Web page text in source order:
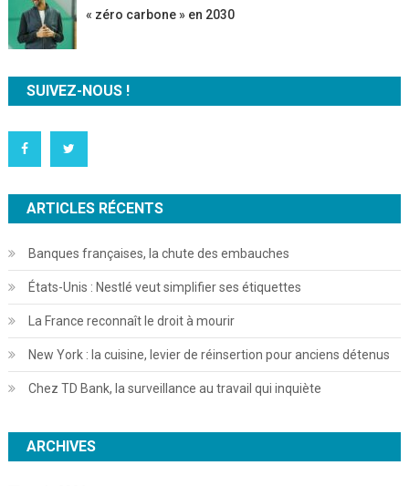
« zéro carbone » en 2030
SUIVEZ-NOUS !
ARTICLES RÉCENTS
Banques françaises, la chute des embauches
États-Unis : Nestlé veut simplifier ses étiquettes
La France reconnaît le droit à mourir
New York : la cuisine, levier de réinsertion pour anciens détenus
Chez TD Bank, la surveillance au travail qui inquiète
ARCHIVES